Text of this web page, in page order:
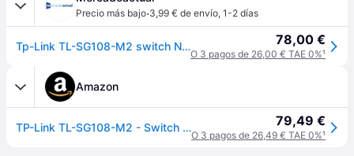
Precio más bajo·3,99 € de envío, 1-2 días
Tp-Link TL-SG108-M2 switch Negro 78,00 €
O 3 pagos de 26,00 € TAE 0%¹
Amazon
TP-Link TL-SG108-M2 - Switch ethernet 2.5G, 8 Puertos, Plug & Play 79,49 €
O 3 pagos de 26,49 € TAE 0%¹